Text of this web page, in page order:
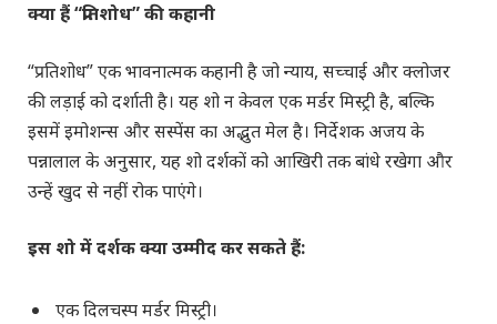
क्या हैं “प्रतिशोध” की कहानी
“प्रतिशोध” एक भावनात्मक कहानी है जो न्याय, सच्चाई और क्लोजर
की लड़ाई को दर्शाती है। यह शो न केवल एक मर्डर मिस्ट्री है, बल्कि
इसमें इमोशन्स और सस्पेंस का अद्भुत मेल है। निर्देशक अजय के
पन्नालाल के अनुसार, यह शो दर्शकों को आखिरी तक बांधे रखेगा और
उन्हें खुद से नहीं रोक पाएंगे।
इस शो में दर्शक क्या उम्मीद कर सकते हैं:
एक दिलचस्प मर्डर मिस्ट्री।